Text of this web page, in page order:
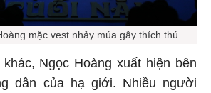
mặc vest nhảy múa gây thích thú
Ngọc Hoàng xuất hiện bên
dân của hạ giới. Nhiều người